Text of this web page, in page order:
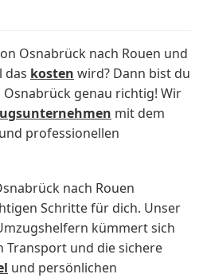
Osnabrück nach Rouen und
das kosten wird? Dann bist du
genau richtig! Wir
mit dem
professionellen
nach Rouen
Schritte für dich. Unser
kümmert sich
Transport und die sichere
und persönlichen